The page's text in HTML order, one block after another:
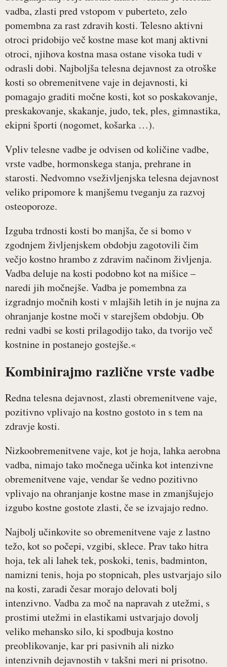
vadba, zlasti pred vstopom v puberteto, zelo
pomembna za rast zdravih kosti. Telesno aktivni
otroci pridobijo več kostne mase kot manj aktivni
otroci, njihova kostna masa ostane visoka tudi v
odrasli dobi. Najboljša telesna dejavnost za otroške
kosti so obremenitvene vaje in dejavnosti, ki
pomagajo graditi močne kosti, kot so poskakovanje,
preskakovanje, skakanje, judo, tek, ples, gimnastika,
ekipni športi (nogomet, košarka …).
Vpliv telesne vadbe je odvisen od količine vadbe,
vrste vadbe, hormonskega stanja, prehrane in
starosti. Nedvomno vseživljenjska telesna dejavnost
veliko pripomore k manjšemu tveganju za razvoj
osteoporoze.
Izguba trdnosti kosti bo manjša, če si bomo v
zgodnjem življenjskem obdobju zagotovili čim
večjo kostno hrambo z zdravim načinom življenja.
Vadba deluje na kosti podobno kot na mišice –
naredi jih močnejše. Vadba je pomembna za
izgradnjo močnih kosti v mlajših letih in je nujna za
ohranjanje kostne moči v starejšem obdobju. Ob
redni vadbi se kosti prilagodijo tako, da tvorijo več
kostnine in postanejo gostejše.«
Kombinirajmo različne vrste vadbe
Redna telesna dejavnost, zlasti obremenitvene vaje,
pozitivno vplivajo na kostno gostoto in s tem na
zdravje kosti.
Nizkoobremenitvene vaje, kot je hoja, lahka aerobna
vadba, nimajo tako močnega učinka kot intenzivne
obremenitvene vaje, vendar še vedno pozitivno
vplivajo na ohranjanje kostne mase in zmanjšujejo
izgubo kostne gostote zlasti, če se izvajajo redno.
Najbolj učinkovite so obremenitvene vaje z lastno
težo, kot so počepi, vzgibi, sklece. Prav tako hitra
hoja, tek ali lahek tek, poskoki, tenis, badminton,
namizni tenis, hoja po stopnicah, ples ustvarjajo silo
na kosti, zaradi česar morajo delovati bolj
intenzivno. Vadba za moč na napravah z utežmi, s
prostimi utežmi in elastikami ustvarjajo dovolj
veliko mehansko silo, ki spodbuja kostno
preoblikovanje, kar pri pasivnih ali nizko
intenzivnih dejavnostih v takšni meri ni prisotno.